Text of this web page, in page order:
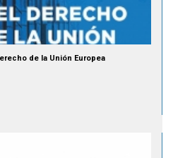
de la Unión Europea